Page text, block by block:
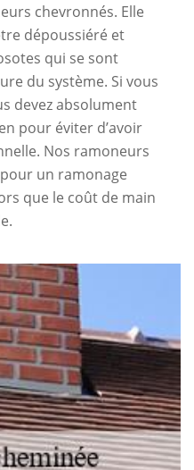
chevronnés. Elle
dépoussiéré et
qui se sont
du système. Si vous
devez absolument
pour éviter d’avoir
Nos ramoneurs
un ramonage
que le coût de main